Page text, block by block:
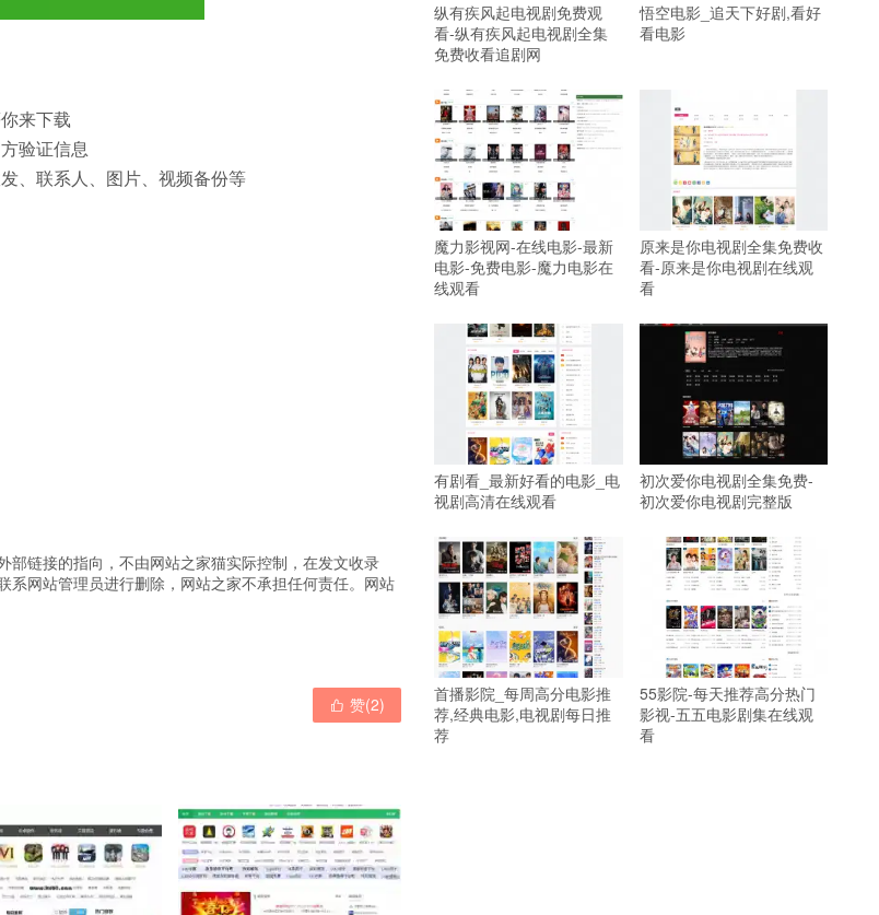
来下载
验证信息
、联系人、图片、视频备份等
链接的指向，不由网站之家猫实际控制，在发文收录
网站管理员进行删除，网站之家不承担任何责任。 网站
 赞(2)
纵有疾风起电视剧免费观
看-纵有疾风起电视剧全集
免费收看追剧网
悟空电影_追天下好剧,看好
看电影
魔力影视网-在线电影-最新
电影-免费电影-魔力电影在
线观看
原来是你电视剧全集免费收
看-原来是你电视剧在线观
看
有剧看_最新好看的电影_电
视剧高清在线观看
初次爱你电视剧全集免费-
初次爱你电视剧完整版
首播影院_每周高分电影推
荐,经典电影,电视剧每日推
荐
55影院-每天推荐高分热门
影视-五五电影剧集在线观
看